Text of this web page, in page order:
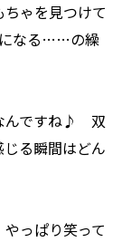
ゃを見つけて
になる……の繰
んですね♪ 双
る瞬間はどん
っぱり笑って